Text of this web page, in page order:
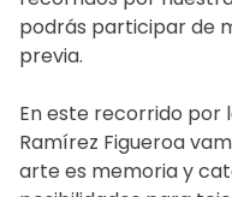
podrás participar de
previa.
En este recorrido por
Ramírez Figueroa
arte es memoria y